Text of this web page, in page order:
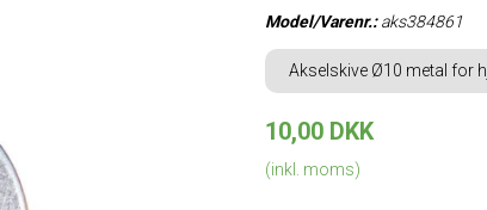
Model/Varenr.: aks384861
Akselskive Ø10 metal for
10,00 DKK
(inkl. moms)